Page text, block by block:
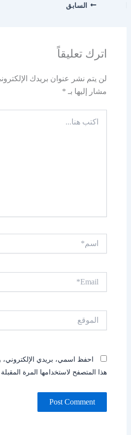
السابق
اترك تعليقاً
لن يتم نشر عنوان بريدك
مشار إليها بـ *
هنا...
احفظ اسمي، بريدي الإلكتروني،
هذا المتصفح لاستخدامها المرة